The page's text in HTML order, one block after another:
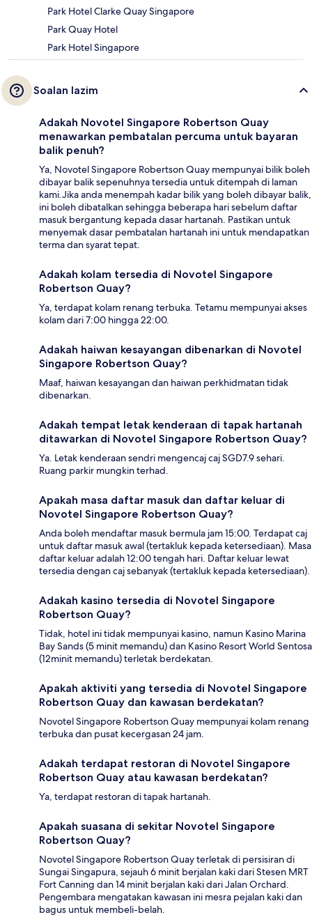
Park Hotel Clarke Quay Singapore
Park Quay Hotel
Park Hotel Singapore
Soalan lazim
Adakah Novotel Singapore Robertson Quay
menawarkan pembatalan percuma untuk bayaran
balik penuh?
Ya, Novotel Singapore Robertson Quay mempunyai bilik boleh
dibayar balik sepenuhnya tersedia untuk ditempah di laman
kami.Jika anda menempah kadar bilik yang boleh dibayar balik,
ini boleh dibatalkan sehingga beberapa hari sebelum daftar
masuk bergantung kepada dasar hartanah. Pastikan untuk
menyemak dasar pembatalan hartanah ini untuk mendapatkan
terma dan syarat tepat.
Adakah kolam tersedia di Novotel Singapore
Robertson Quay?
Ya, terdapat kolam renang terbuka. Tetamu mempunyai akses
kolam dari 7:00 hingga 22:00.
Adakah haiwan kesayangan dibenarkan di Novotel
Singapore Robertson Quay?
Maaf, haiwan kesayangan dan haiwan perkhidmatan tidak
dibenarkan.
Adakah tempat letak kenderaan di tapak hartanah
ditawarkan di Novotel Singapore Robertson Quay?
Ya. Letak kenderaan sendri mengencaj caj SGD7.9 sehari.
Ruang parkir mungkin terhad.
Apakah masa daftar masuk dan daftar keluar di
Novotel Singapore Robertson Quay?
Anda boleh mendaftar masuk bermula jam 15:00. Terdapat caj
untuk daftar masuk awal (tertakluk kepada ketersediaan). Masa
daftar keluar adalah 12:00 tengah hari. Daftar keluar lewat
tersedia dengan caj sebanyak (tertakluk kepada ketersediaan).
Adakah kasino tersedia di Novotel Singapore
Robertson Quay?
Tidak, hotel ini tidak mempunyai kasino, namun Kasino Marina
Bay Sands (5 minit memandu) dan Kasino Resort World Sentosa
(12minit memandu) terletak berdekatan.
Apakah aktiviti yang tersedia di Novotel Singapore
Robertson Quay dan kawasan berdekatan?
Novotel Singapore Robertson Quay mempunyai kolam renang
terbuka dan pusat kecergasan 24 jam.
Adakah terdapat restoran di Novotel Singapore
Robertson Quay atau kawasan berdekatan?
Ya, terdapat restoran di tapak hartanah.
Apakah suasana di sekitar Novotel Singapore
Robertson Quay?
Novotel Singapore Robertson Quay terletak di persisiran di
Sungai Singapura, sejauh 6 minit berjalan kaki dari Stesen MRT
Fort Canning dan 14 minit berjalan kaki dari Jalan Orchard.
Pengembara mengatakan kawasan ini mesra pejalan kaki dan
bagus untuk membeli-belah.